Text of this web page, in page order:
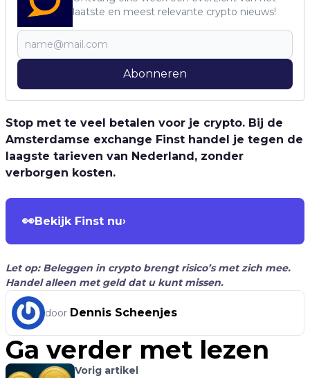
laatste en meest relevante crypto nieuws!
Abonneren
Stop met te veel betalen voor je crypto. Bij de
Amsterdamse exchange Finst handel je tegen de
laagste tarieven van Nederland, zonder
verborgen kosten.
👀Bekijk Finst nu›
Let op: Beleggen in crypto brengt risico’s met zich mee.
Handel alleen met geld dat u kunt missen.
door Dennis Scheenjes
Ga verder met lezen
Vorig artikel